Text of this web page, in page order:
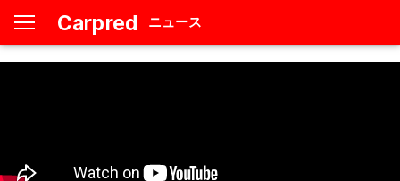
Carpred ニュース